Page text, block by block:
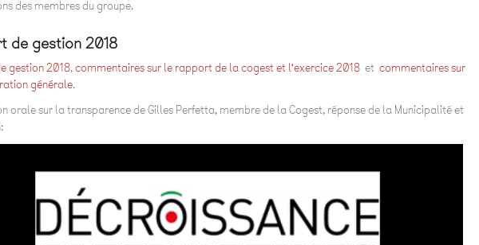
des membres du groupe.
de gestion 2018
gestion 2018,commentaires sur le rapport de la cogest et l’exercice 2018 et commentaires sur
générale.
orale sur la transparence de Gilles Perfetta, membre de la Cogest, réponse de la Municipalité et